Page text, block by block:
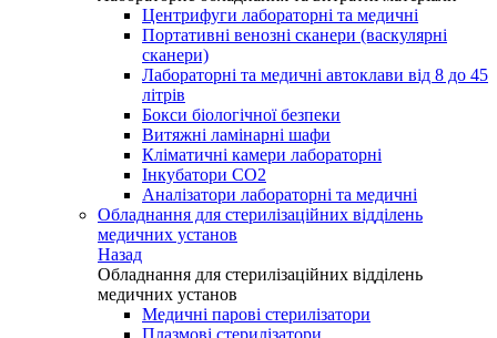
Центрифуги лабораторні та медичні
Портативні венозні сканери (васкулярні
сканери)
Лабораторні та медичні автоклави від 8 до 45
літрів
Бокси біологічної безпеки
Витяжні ламінарні шафи
Кліматичні камери лабораторні
Інкубатори СО2
Аналізатори лабораторні та медичні
Обладнання для стерилізаційних відділень
медичних установ
Назад
Обладнання для стерилізаційних відділень
медичних установ
Медичні парові стерилізатори
Плазмові стерилізатори